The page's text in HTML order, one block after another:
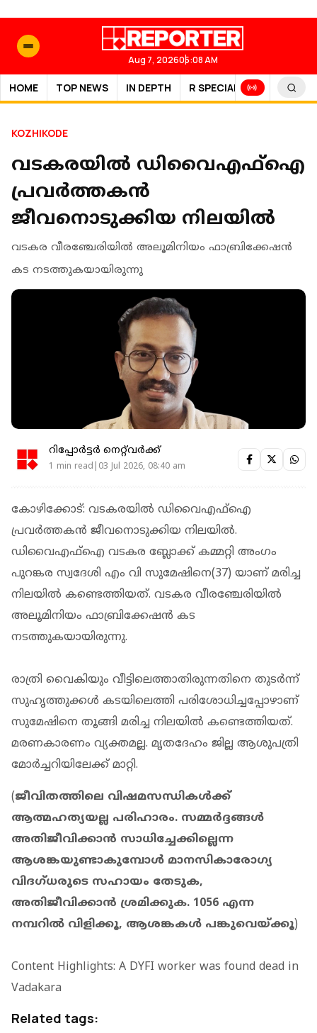
Aug 7, 202605:08 AM
HOME TOP NEWS IN DEPTH R SPECIAL SPORTS
KOZHIKODE
വടകരയില്‍ ഡിവൈഎഫ്ഐ
പ്രവർത്തകൻ
ജീവനൊടുക്കിയ നിലയില്‍
വടകര വീരഞ്ചേരിയില്‍ അലൂമിനിയം ഫാബ്രിക്കേഷന്‍
കട നടത്തുകയായിരുന്നു
റിപ്പോർട്ടർ നെറ്റ്‌വര്‍ക്ക്‌
1 min read|03 Jul 2026, 08:40 am
കോഴിക്കോട്: വടകരയില്‍ ഡിവൈഎഫ്ഐ
പ്രവർത്തകൻ ജീവനൊടുക്കിയ നിലയില്‍.
ഡിവൈഎഫ്‌ഐ വടകര ബ്ലോക്ക് കമ്മറ്റി അംഗം
പുറങ്കര സ്വദേശി എം വി സുമേഷിനെ(37) യാണ് മരിച്ച
നിലയില്‍ കണ്ടെത്തിയത്. വടകര വീരഞ്ചേരിയില്‍
അലൂമിനിയം ഫാബ്രിക്കേഷന്‍ കട
നടത്തുകയായിരുന്നു.
രാത്രി വെെകിയും വീട്ടിലെത്താതിരുന്നതിനെ തുടര്‍ന്ന്
സുഹൃത്തുക്കള്‍ കടയിലെത്തി പരിശോധിച്ചപ്പോഴാണ്
സുമേഷിനെ തൂങ്ങി മരിച്ച നിലയില്‍ കണ്ടെത്തിയത്.
മരണകാരണം വ്യക്തമല്ല. മൃതദേഹം ജില്ല ആശുപത്രി
മോര്‍ച്ചറിയിലേക്ക് മാറ്റി.
(ജീവിതത്തിലെ വിഷമസന്ധികള്‍ക്ക്
ആത്മഹത്യയല്ല പരിഹാരം. സമ്മര്‍ദ്ദങ്ങള്‍
അതിജീവിക്കാന്‍ സാധിച്ചേക്കില്ലെന്ന
ആശങ്കയുണ്ടാകുമ്പോള്‍ മാനസികാരോഗ്യ
വിദഗ്ധരുടെ സഹായം തേടുക,
അതിജീവിക്കാന്‍ ശ്രമിക്കുക. 1056 എന്ന
നമ്പറില്‍ വിളിക്കൂ, ആശങ്കകള്‍ പങ്കുവെയ്ക്കൂ)
Content Highlights: A DYFI worker was found dead in
Vadakara
Related tags: